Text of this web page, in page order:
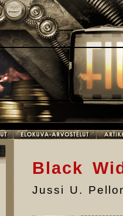
Black
Jussi U.